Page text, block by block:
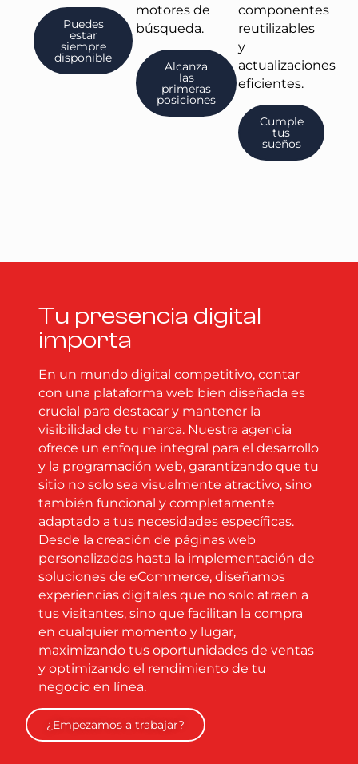
Puedes
estar
siempre
disponible
motores de
búsqueda.
Alcanza
las
primeras
posiciones
componentes
reutilizables
y
actualizaciones
eficientes.
Cumple
tus
sueños
Tu presencia digital
importa
En un mundo digital competitivo, contar
con una plataforma web bien diseñada es
crucial para destacar y mantener la
visibilidad de tu marca. Nuestra agencia
ofrece un enfoque integral para el desarrollo
y la programación web, garantizando que tu
sitio no solo sea visualmente atractivo, sino
también funcional y completamente
adaptado a tus necesidades específicas.
Desde la creación de páginas web
personalizadas hasta la implementación de
soluciones de eCommerce, diseñamos
experiencias digitales que no solo atraen a
tus visitantes, sino que facilitan la compra
en cualquier momento y lugar,
maximizando tus oportunidades de ventas
y optimizando el rendimiento de tu
negocio en línea.
¿Empezamos a trabajar?